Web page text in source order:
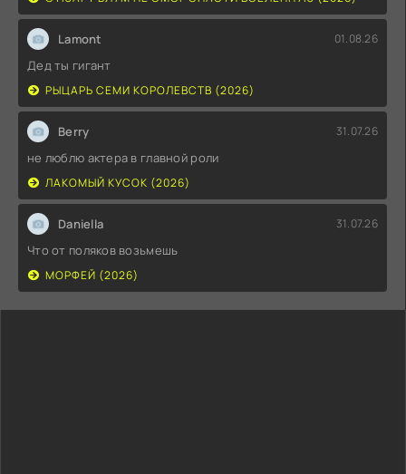
Lamont 01.08.26
Дед ты гигант
РЫЦАРЬ СЕМИ КОРОЛЕВСТВ (2026)
Berry 31.07.26
не люблю актера в главной роли
ЛАКОМЫЙ КУСОК (2026)
Daniella 31.07.26
Что от поляков возьмешь
МОРФЕЙ (2026)